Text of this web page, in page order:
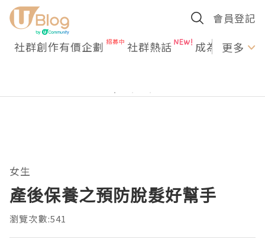
會員登記
社群創作有價企劃 社群熱話 成為U更多
女生
產後保養之預防脫髮好幫手
瀏覽次數:541